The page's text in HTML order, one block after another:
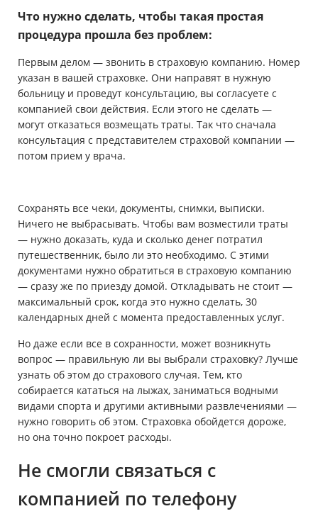
Что нужно сделать, чтобы такая простая
процедура прошла без проблем:
Первым делом — звонить в страховую компанию. Номер
указан в вашей страховке. Они направят в нужную
больницу и проведут консультацию, вы согласуете с
компанией свои действия. Если этого не сделать —
могут отказаться возмещать траты. Так что сначала
консультация с представителем страховой компании —
потом прием у врача.
Сохранять все чеки, документы, снимки, выписки.
Ничего не выбрасывать. Чтобы вам возместили траты
— нужно доказать, куда и сколько денег потратил
путешественник, было ли это необходимо. С этими
документами нужно обратиться в страховую компанию
— сразу же по приезду домой. Откладывать не стоит —
максимальный срок, когда это нужно сделать, 30
календарных дней с момента предоставленных услуг.
Но даже если все в сохранности, может возникнуть
вопрос — правильную ли вы выбрали страховку? Лучше
узнать об этом до страхового случая. Тем, кто
собирается кататься на лыжах, заниматься водными
видами спорта и другими активными развлечениями —
нужно говорить об этом. Страховка обойдется дороже,
но она точно покроет расходы.
Не смогли связаться с
компанией по телефону